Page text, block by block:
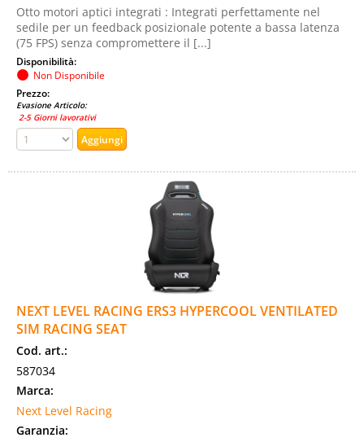
Otto motori aptici integrati : Integrati perfettamente nel
sedile per un feedback posizionale potente a bassa latenza
(75 FPS) senza compromettere il [...]
Disponibilità:
Non Disponibile
Prezzo:
Evasione Articolo:
2-5 Giorni lavorativi
NEXT LEVEL RACING ERS3 HYPERCOOL VENTILATED
SIM RACING SEAT
Cod. art.:
587034
Marca:
Next Level Racing
Garanzia: